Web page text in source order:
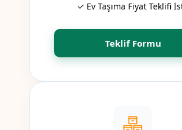
✓ Ev Taşıma Fiyat Teklifi
Teklif Formu